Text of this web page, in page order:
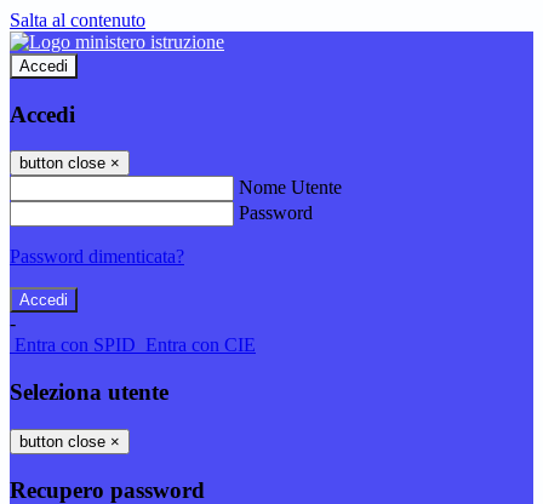
Salta al contenuto
Accedi
Accedi
button close ×
Nome Utente
Password
Password dimenticata?
-
Entra con SPID Entra con CIE
Seleziona utente
button close ×
Recupero password